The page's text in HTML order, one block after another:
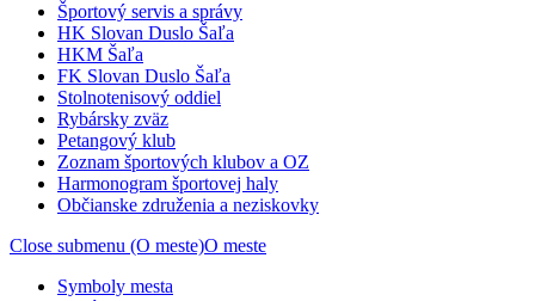
Športový servis a správy
HK Slovan Duslo Šaľa
HKM Šaľa
FK Slovan Duslo Šaľa
Stolnotenisový oddiel
Rybársky zväz
Petangový klub
Zoznam športových klubov a OZ
Harmonogram športovej haly
Občianske združenia a neziskovky
Close submenu (O meste)O meste
Symboly mesta